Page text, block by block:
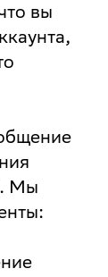
вы
Мы